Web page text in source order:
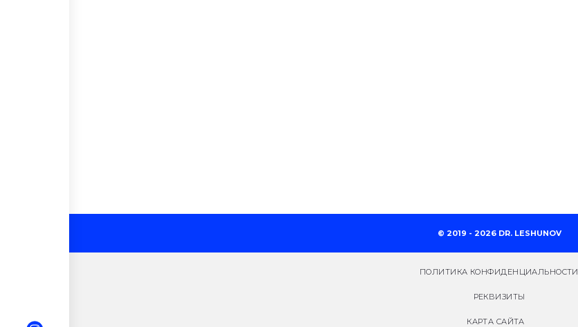
© 2019 - 2026 DR. LESHUNOV
ПОЛИТИКА КОНФИДЕНЦИАЛЬНОСТИ
РЕКВИЗИТЫ
КАРТА САЙТА